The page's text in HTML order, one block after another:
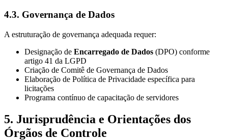
4.3. Governança de Dados
A estruturação de governança adequada requer:
Designação de Encarregado de Dados (DPO) conforme
artigo 41 da LGPD
Criação de Comitê de Governança de Dados
Elaboração de Política de Privacidade específica para
licitações
Programa contínuo de capacitação de servidores
5. Jurisprudência e Orientações dos
Órgãos de Controle